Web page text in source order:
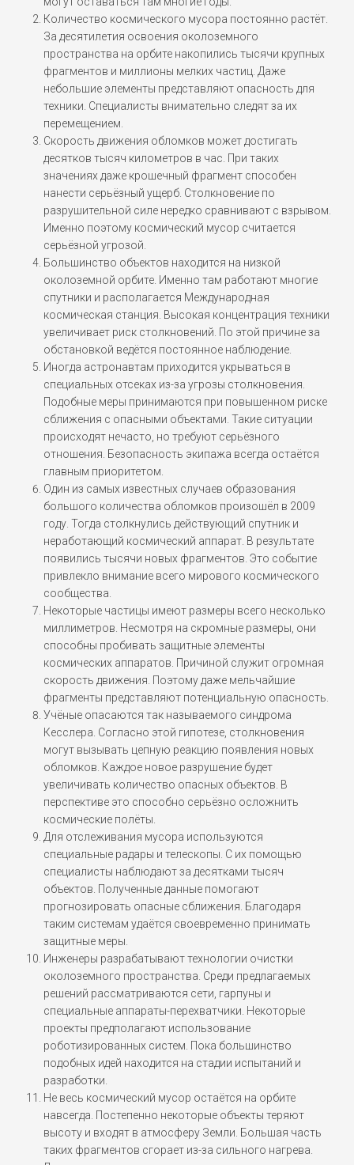
Количество космического мусора постоянно растёт.
За десятилетия освоения околоземного
пространства на орбите накопились тысячи крупных
фрагментов и миллионы мелких частиц. Даже
небольшие элементы представляют опасность для
техники. Специалисты внимательно следят за их
перемещением.
Скорость движения обломков может достигать
десятков тысяч километров в час. При таких
значениях даже крошечный фрагмент способен
нанести серьёзный ущерб. Столкновение по
разрушительной силе нередко сравнивают с взрывом.
Именно поэтому космический мусор считается
серьёзной угрозой.
Большинство объектов находится на низкой
околоземной орбите. Именно там работают многие
спутники и располагается Международная
космическая станция. Высокая концентрация техники
увеличивает риск столкновений. По этой причине за
обстановкой ведётся постоянное наблюдение.
Иногда астронавтам приходится укрываться в
специальных отсеках из-за угрозы столкновения.
Подобные меры принимаются при повышенном риске
сближения с опасными объектами. Такие ситуации
происходят нечасто, но требуют серьёзного
отношения. Безопасность экипажа всегда остаётся
главным приоритетом.
Один из самых известных случаев образования
большого количества обломков произошёл в 2009
году. Тогда столкнулись действующий спутник и
неработающий космический аппарат. В результате
появились тысячи новых фрагментов. Это событие
привлекло внимание всего мирового космического
сообщества.
Некоторые частицы имеют размеры всего несколько
миллиметров. Несмотря на скромные размеры, они
способны пробивать защитные элементы
космических аппаратов. Причиной служит огромная
скорость движения. Поэтому даже мельчайшие
фрагменты представляют потенциальную опасность.
Учёные опасаются так называемого синдрома
Кесслера. Согласно этой гипотезе, столкновения
могут вызывать цепную реакцию появления новых
обломков. Каждое новое разрушение будет
увеличивать количество опасных объектов. В
перспективе это способно серьёзно осложнить
космические полёты.
Для отслеживания мусора используются
специальные радары и телескопы. С их помощью
специалисты наблюдают за десятками тысяч
объектов. Полученные данные помогают
прогнозировать опасные сближения. Благодаря
таким системам удаётся своевременно принимать
защитные меры.
Инженеры разрабатывают технологии очистки
околоземного пространства. Среди предлагаемых
решений рассматриваются сети, гарпуны и
специальные аппараты-перехватчики. Некоторые
проекты предполагают использование
роботизированных систем. Пока большинство
подобных идей находится на стадии испытаний и
разработки.
Не весь космический мусор остаётся на орбите
навсегда. Постепенно некоторые объекты теряют
высоту и входят в атмосферу Земли. Большая часть
таких фрагментов сгорает из-за сильного нагрева.